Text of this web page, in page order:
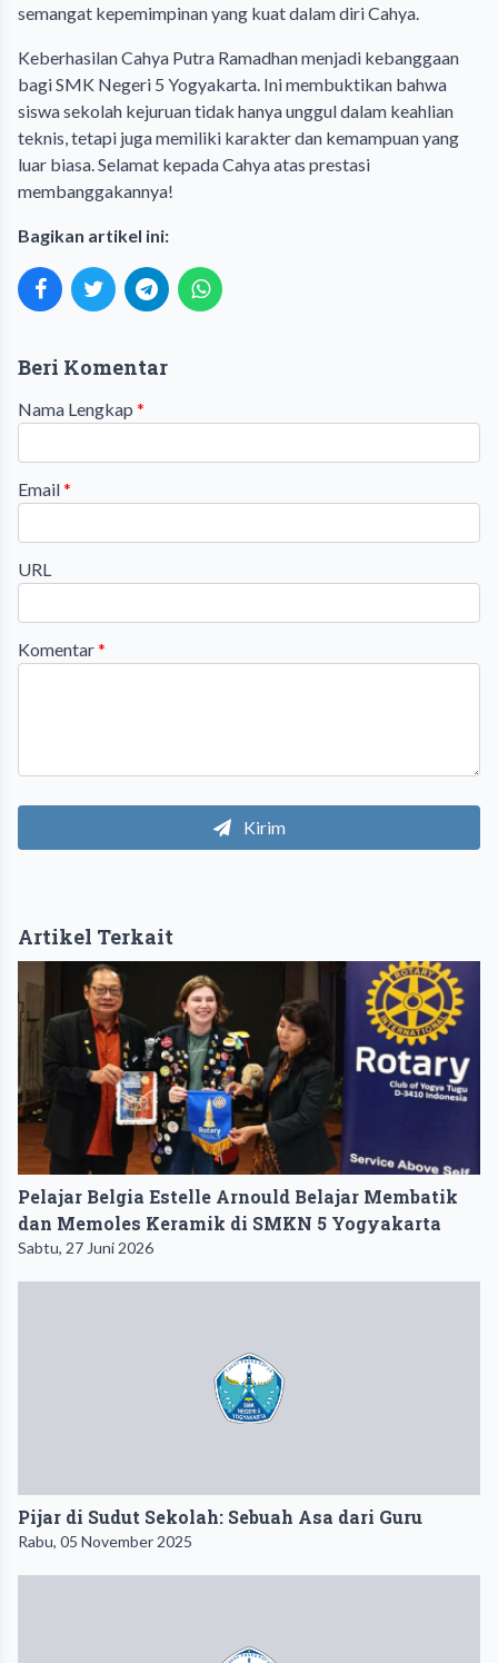
semangat kepemimpinan yang kuat dalam diri Cahya.
Keberhasilan Cahya Putra Ramadhan menjadi kebanggaan
bagi SMK Negeri 5 Yogyakarta. Ini membuktikan bahwa
siswa sekolah kejuruan tidak hanya unggul dalam keahlian
teknis, tetapi juga memiliki karakter dan kemampuan yang
luar biasa. Selamat kepada Cahya atas prestasi
membanggakannya!
Bagikan artikel ini:
Beri Komentar
Nama Lengkap *
Email*
URL
Komentar*
Kirim
Artikel Terkait
Pelajar Belgia Estelle Arnould Belajar Membatik
dan Memoles Keramik di SMKN 5 Yogyakarta
Sabtu, 27 Juni 2026
Pijar di Sudut Sekolah: Sebuah Asa dari Guru
Rabu, 05 November 2025